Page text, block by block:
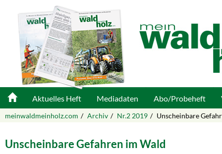
Aktuelles Heft Mediadaten Abo/Probeheft
meinwaldmeinholz.com Archiv Nr.2 2019 Unscheinbare
Unscheinbare Gefahren im Wald